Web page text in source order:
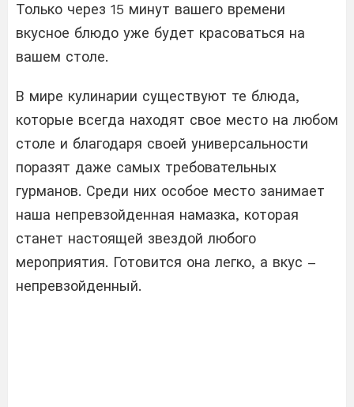
Только через 15 минут вашего времени
вкусное блюдо уже будет красоваться на
вашем столе.
В мире кулинарии существуют те блюда,
которые всегда находят свое место на любом
столе и благодаря своей универсальности
поразят даже самых требовательных
гурманов. Среди них особое место занимает
наша непревзойденная намазка, которая
станет настоящей звездой любого
мероприятия. Готовится она легко, а вкус –
непревзойденный.